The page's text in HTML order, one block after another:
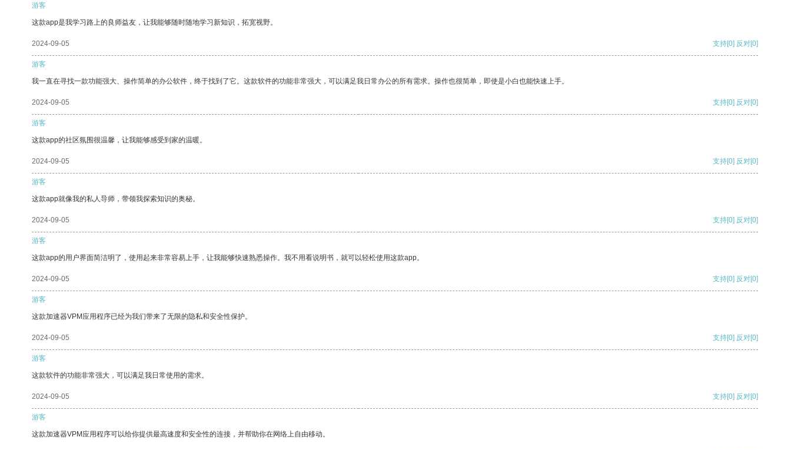
游客
这款app是我学习路上的良师益友，让我能够随时随地学习新知识，拓宽视野。
2024-09-05 支持[0] 反对[0]
游客
我一直在寻找一款功能强大、操作简单的办公软件，终于找到了它。这款软件的功能非常强大，可以满足我日常办公的所有需求。操作也很简单，即使是小白也能快速上手。
2024-09-05 支持[0] 反对[0]
游客
这款app的社区氛围很温馨，让我能够感受到家的温暖。
2024-09-05 支持[0] 反对[0]
游客
这款app就像我的私人导师，带领我探索知识的奥秘。
2024-09-05 支持[0] 反对[0]
游客
这款app的用户界面简洁明了，使用起来非常容易上手，让我能够快速熟悉操作。我不用看说明书，就可以轻松使用这款app。
2024-09-05 支持[0] 反对[0]
游客
这款加速器VPM应用程序已经为我们带来了无限的隐私和安全性保护。
2024-09-05 支持[0] 反对[0]
游客
这款软件的功能非常强大，可以满足我日常使用的需求。
2024-09-05 支持[0] 反对[0]
游客
这款加速器VPM应用程序可以给你提供最高速度和安全性的连接，并帮助你在网络上自由移动。